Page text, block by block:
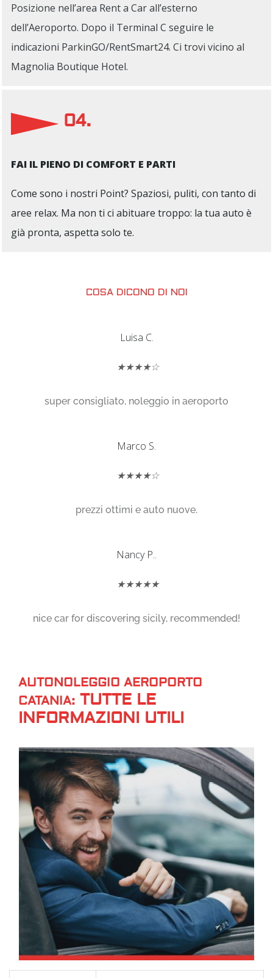
Posizione nell’area Rent a Car all’esterno
dell’Aeroporto. Dopo il Terminal C seguire le
indicazioni ParkinGO/RentSmart24. Ci trovi vicino al
Magnolia Boutique Hotel.
04.
FAI IL PIENO DI COMFORT E PARTI
Come sono i nostri Point? Spaziosi, puliti, con tanto di
aree relax. Ma non ti ci abituare troppo: la tua auto è
già pronta, aspetta solo te.
COSA DICONO DI NOI
Luisa C.
★★★★☆
super consigliato, noleggio in aeroporto
Marco S.
★★★★☆
prezzi ottimi e auto nuove.
Nancy P..
★★★★★
nice car for discovering sicily, recommended!
AUTONOLEGGIO AEROPORTO
CATANIA: TUTTE LE
INFORMAZIONI UTILI